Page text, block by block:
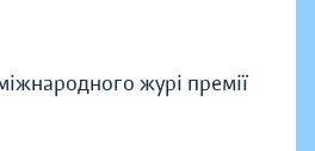
журі премії